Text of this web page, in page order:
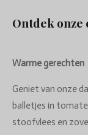
Ontdek onze
Warme gerechten
Geniet van onze
balletjes in
stoofvlees en